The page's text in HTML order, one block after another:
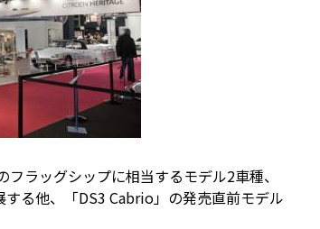
ラッグシップに相当するモデル2車種、
する他、「DS3 Cabrio」の発売直前モデル